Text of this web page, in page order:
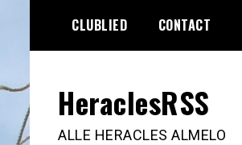
de
CLUBLIED CONTACT
HeraclesRSS
ALLE HERACLES ALMELO